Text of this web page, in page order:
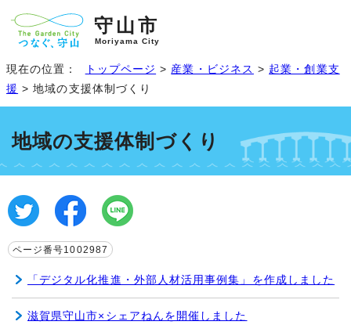
守山市
Moriyama City
現在の位置： トップページ > 産業・ビジネス > 起業・創業支
援 > 地域の支援体制づくり
地域の支援体制づくり
ページ番号1002987
「デジタル化推進・外部人材活用事例集」を作成しました
滋賀県守山市×シェアねんを開催しました